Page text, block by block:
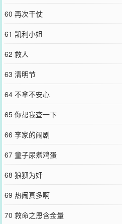
60 再次干仗
61 凯利小姐
62 救人
63 清明节
64 不拿不安心
65 你帮我查一下
66 李家的闹剧
67 童子尿煮鸡蛋
68 狼狈为奸
69 热闹真多啊
70 救命之恩含金量